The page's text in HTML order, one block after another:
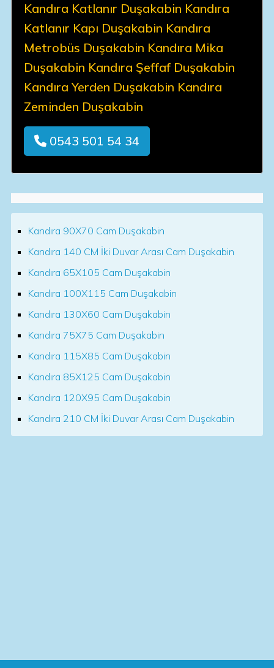
Kandıra Katlanır Duşakabin Kandıra
Katlanır Kapı Duşakabin Kandıra
Metrobüs Duşakabin Kandıra Mika
Duşakabin Kandıra Şeffaf Duşakabin
Kandıra Yerden Duşakabin Kandıra
Zeminden Duşakabin
0543 501 54 34
Kandıra 90X70 Cam Duşakabin
Kandıra 140 CM İki Duvar Arası Cam Duşakabin
Kandıra 65X105 Cam Duşakabin
Kandıra 100X115 Cam Duşakabin
Kandıra 130X60 Cam Duşakabin
Kandıra 75X75 Cam Duşakabin
Kandıra 115X85 Cam Duşakabin
Kandıra 85X125 Cam Duşakabin
Kandıra 120X95 Cam Duşakabin
Kandıra 210 CM İki Duvar Arası Cam Duşakabin